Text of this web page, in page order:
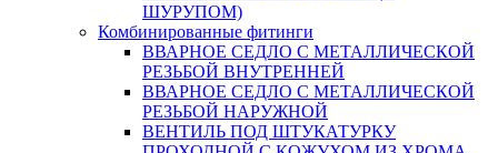
ШУРУПОМ)
Комбинированные фитинги
ВВАРНОЕ СЕДЛО С МЕТАЛЛИЧЕСКОЙ
РЕЗЬБОЙ ВНУТРЕННЕЙ
ВВАРНОЕ СЕДЛО С МЕТАЛЛИЧЕСКОЙ
РЕЗЬБОЙ НАРУЖНОЙ
ВЕНТИЛЬ ПОД ШТУКАТУРКУ